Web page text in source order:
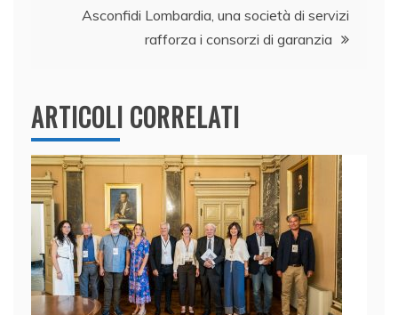
k
Asconfidi Lombardia, una società di servizi
rafforza i consorzi di garanzia
ARTICOLI CORRELATI